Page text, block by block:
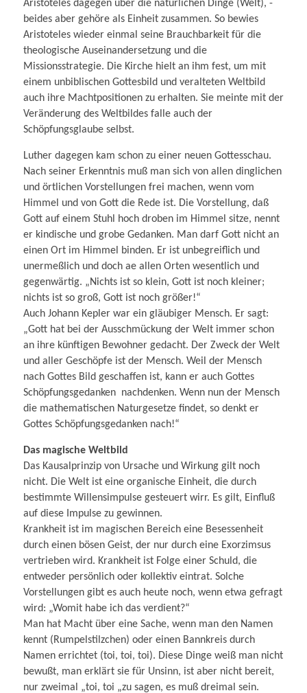
Aristoteles dagegen über die natürlichen Dinge (Welt), -
beides aber gehöre als Einheit zusammen. So bewies
Aristoteles wieder einmal seine Brauchbarkeit für die
theologische Auseinandersetzung und die
Missionsstrategie. Die Kirche hielt an ihm fest, um mit
einem unbiblischen Gottesbild und veralteten Weltbild
auch ihre Machtpositionen zu erhalten. Sie meinte mit der
Veränderung des Weltbildes falle auch der
Schöpfungsglaube selbst.
Luther dagegen kam schon zu einer neuen Gottesschau.
Nach seiner Erkenntnis muß man sich von allen dinglichen
und örtlichen Vorstellungen frei machen, wenn vom
Himmel und von Gott die Rede ist. Die Vorstellung, daß
Gott auf einem Stuhl hoch droben im Himmel sitze, nennt
er kindische und grobe Gedanken. Man darf Gott nicht an
einen Ort im Himmel binden. Er ist unbegreiflich und
unermeßlich und doch ae allen Orten wesentlich und
gegenwärtig. „Nichts ist so klein, Gott ist noch kleiner;
nichts ist so groß, Gott ist noch größer!“
Auch Johann Kepler war ein gläubiger Mensch. Er sagt:
„Gott hat bei der Ausschmückung der Welt immer schon
an ihre künftigen Bewohner gedacht. Der Zweck der Welt
und aller Geschöpfe ist der Mensch. Weil der Mensch
nach Gottes Bild geschaffen ist, kann er auch Gottes
Schöpfungsgedanken nachdenken. Wenn nun der Mensch
die mathematischen Naturgesetze findet, so denkt er
Gottes Schöpfungsgedanken nach!“
Das magische Weltbild
Das Kausalprinzip von Ursache und Wirkung gilt noch
nicht. Die Welt ist eine organische Einheit, die durch
bestimmte Willensimpulse gesteuert wirr. Es gilt, Einfluß
auf diese Impulse zu gewinnen.
Krankheit ist im magischen Bereich eine Besessenheit
durch einen bösen Geist, der nur durch eine Exorzimsus
vertrieben wird. Krankheit ist Folge einer Schuld, die
entweder persönlich oder kollektiv eintrat. Solche
Vorstellungen gibt es auch heute noch, wenn etwa gefragt
wird: „Womit habe ich das verdient?“
Man hat Macht über eine Sache, wenn man den Namen
kennt (Rumpelstilzchen) oder einen Bannkreis durch
Namen errichtet (toi, toi, toi). Diese Dinge weiß man nicht
bewußt, man erklärt sie für Unsinn, ist aber nicht bereit,
nur zweimal „toi, toi „zu sagen, es muß dreimal sein.